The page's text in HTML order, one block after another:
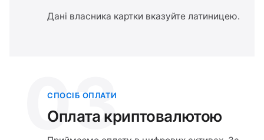
Дані власника картки вказуйте латиницею.
03
СПОСІБ ОПЛАТИ
Оплата криптовалютою